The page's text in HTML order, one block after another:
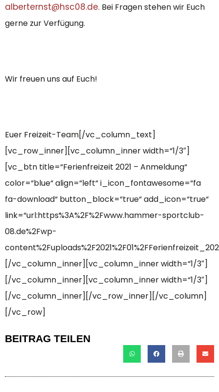
alberternst@hsc08.de. Bei Fragen stehen wir Euch
gerne zur Verfügung.
Wir freuen uns auf Euch!
Euer Freizeit-Team[/vc_column_text]
[vc_row_inner][vc_column_inner width=“1/3″]
[vc_btn title=“Ferienfreizeit 2021 – Anmeldung“
color=“blue“ align=“left“ i_icon_fontawesome=“fa
fa-download“ button_block=“true“ add_icon=“true“
link=“url:https%3A%2F%2Fwww.hammer-sportclub-
08.de%2Fwp-
[/vc_column_inner][vc_column_inner width=“1/3″]
[/vc_column_inner][vc_column_inner width=“1/3″]
[/vc_column_inner][/vc_row_inner][/vc_column]
[/vc_row]
BEITRAG TEILEN